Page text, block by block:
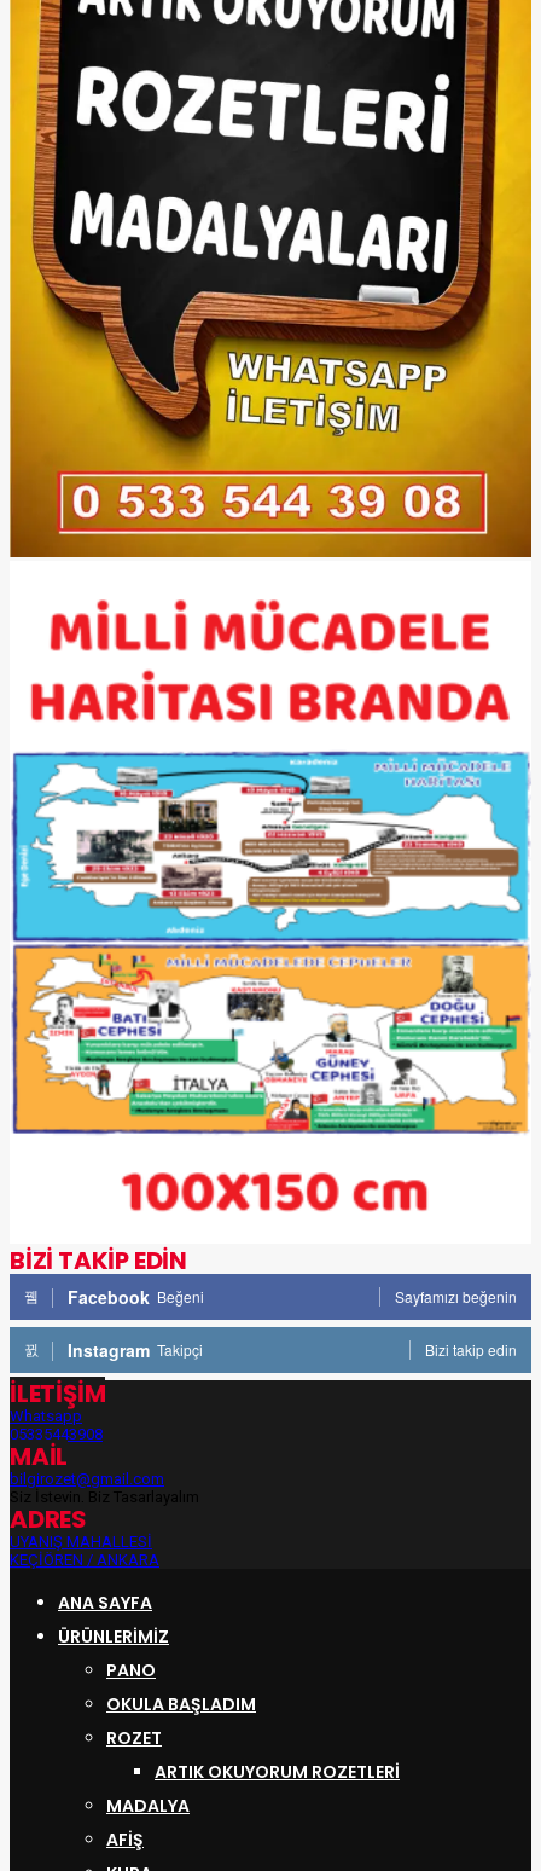
BİZİ TAKİP EDİN
Facebook Beğeni Sayfamızı beğenin
Instagram Takipçi Bizi takip edin
İLETİŞİM
Whatsapp
05335443908
MAİL
bilgirozet@gmail.com
Siz İsteyin, Biz Tasarlayalım
ADRES
UYANIŞ MAHALLESİ
KEÇİÖREN / ANKARA
ANA SAYFA
ÜRÜNLERIMIZ
PANO
OKULA BAŞLADIM
ROZET
ARTIK OKUYORUM ROZETLERI
MADALYA
AFİŞ